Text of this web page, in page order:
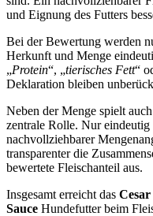
und Eignung des Futters
Bei der Bewertung werden
Herkunft und Menge
„Protein“, „tierisches Fett“
Deklaration bleiben
Neben der Menge spielt
zentrale Rolle. Nur
nachvollziehbarer
transparenter die
bewertete Fleischanteil aus.
Insgesamt erreicht das Cesar
Sauce Hundefutter beim